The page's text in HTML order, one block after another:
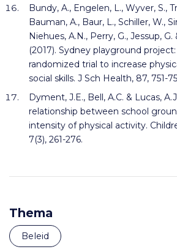
Bundy, A., Engelen, L., Wyver, S.,
Bauman, A., Baur, L., Schiller, W.,
Niehues, A.N., Perry, G., Jessup,
(2017). Sydney playground
randomized trial to increase
social skills. J Sch Health, 87, 751-
Dyment, J.E., Bell, A.C. & Lucas,
relationship between school
intensity of physical activity.
7(3), 261-276.
Thema
Beleid